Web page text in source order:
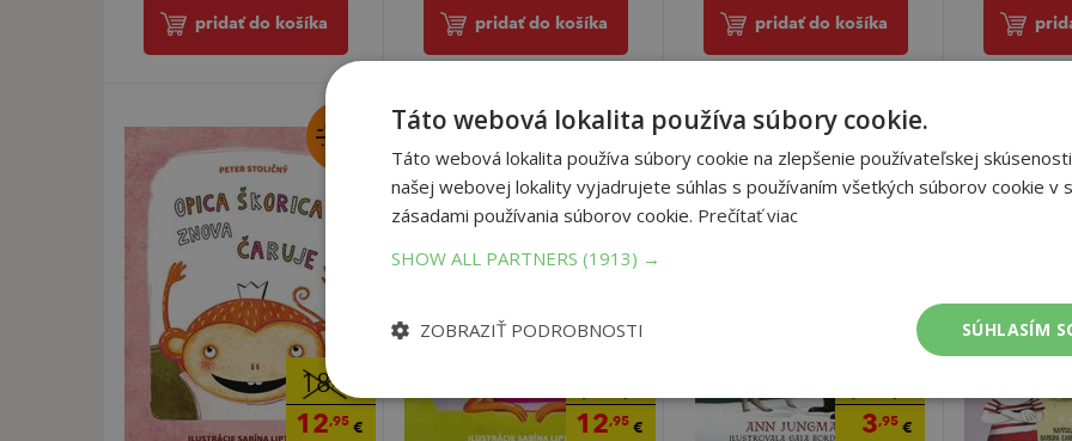
pridať do košíka pridať do košíka pridať do košíka
18,90
12,95 € 12,95 € 3,95 €
Táto webová lokalita používa súbory cookie.
Táto webová lokalita používa súbory cookie na zlepšenie používateľskej
našej webovej lokality vyjadrujete súhlas s používaním všetkých súborov cookie v
zásadami používania súborov cookie. Prečítať viac
SHOW ALL PARTNERS (1913) →
SÚHLASÍM
ZOBRAZIŤ PODROBNOSTI